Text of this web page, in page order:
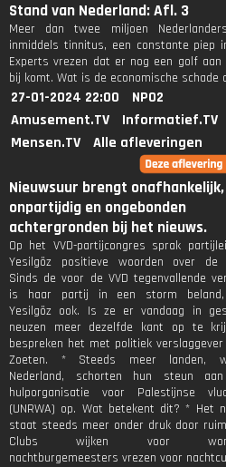
Stand van Nederland: Afl. 3
Meer dan twee miljoen
inmiddels tinnitus, een constante piep
Experts vrezen dat er nog een golf aan
bij komt. Wat is de economische schade
27-01-2024 22:00
NPO2
Amusement.TV
Informatief.TV
Mensen.TV
Alle afleveringen
Nieuwsuur brengt onafhankelijk,
onpartijdig en ongebonden
achtergronden bij het nieuws.
Op het VVD-partijcongres sprak
Yesilgöz positieve woorden over de
Sinds de voor de VVD tegenvallende
is haar partij in een storm beland,
Yesilgöz ook. Is ze er vandaag in
neuzen meer dezelfde kant op te
bespreken het met politiek verslaggever
Zoeten. * Steeds meer landen,
Nederland, schorten hun steun
hulporganisatie voor Palestijnse
(UNRWA) op. Wat betekent dit? * Het
staat steeds meer onder druk door
Clubs wijken voor
nachtburgemeesters vrezen voor